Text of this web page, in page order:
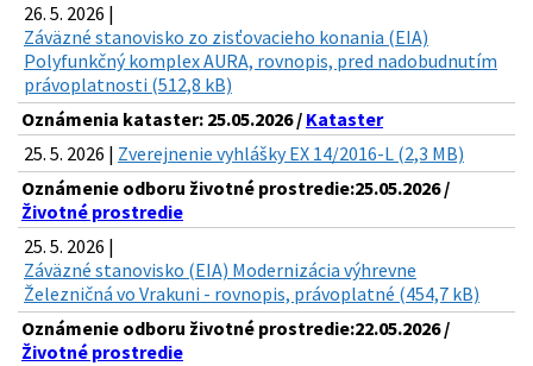
26. 5. 2026 |
Záväzné stanovisko zo zisťovacieho konania (EIA)
Polyfunkčný komplex AURA, rovnopis, pred nadobudnutím
právoplatnosti (512,8 kB)
Oznámenia kataster: 25.05.2026 / Kataster
25. 5. 2026 | Zverejnenie vyhlášky EX 14/2016-L (2,3 MB)
Oznámenie odboru životné prostredie:25.05.2026 /
Životné prostredie
25. 5. 2026 |
Záväzné stanovisko (EIA) Modernizácia výhrevne
Železničná vo Vrakuni - rovnopis, právoplatné (454,7 kB)
Oznámenie odboru životné prostredie:22.05.2026 /
Životné prostredie